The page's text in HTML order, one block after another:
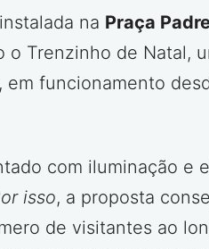
na Praça
o Trenzinho de Natal,
, em funcionamento
com iluminação e
isso, a proposta
de visitantes ao